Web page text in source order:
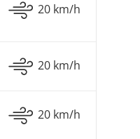
20 km/h
20 km/h
20 km/h